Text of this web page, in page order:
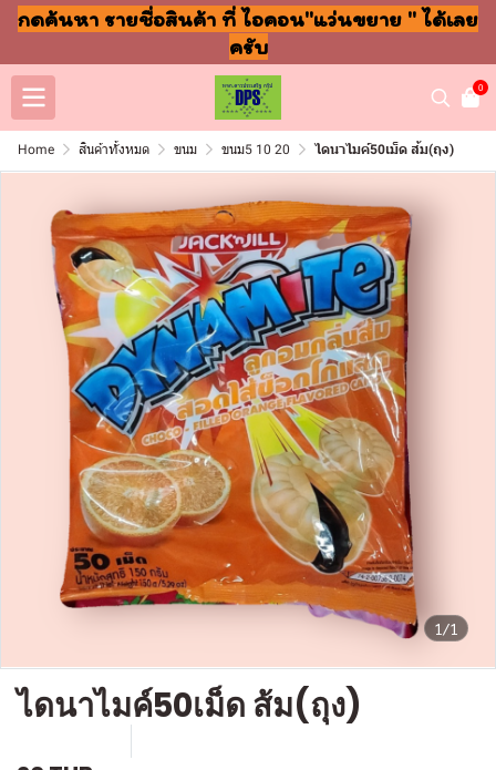
กดค้นหา รายชื่อสินค้า ที่ ไอคอน"แว่นขยาย " ได้เลย
ครับ
0
Home สินค้าทั้งหมด ขนม ขนม5 10 20 ไดนาไมค์50เม็ด ส้ม(ถุง)
1/1
ไดนาไมค์50เม็ด ส้ม(ถุง)